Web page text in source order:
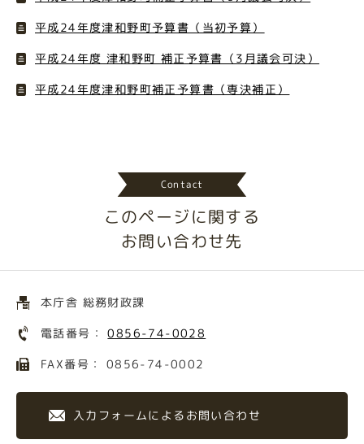
平成24年度津和野町予算書（当初予算）
平成24年度 津和野町 補正予算書（3月議会可決）
平成24年度津和野町補正予算書（専決補正）
Contact
このページに関する
お問い合わせ先
本庁舎 総務財政課
電話番号：0856-74-0028
FAX番号： 0856-74-0002
入力フォームによるお問い合わせ